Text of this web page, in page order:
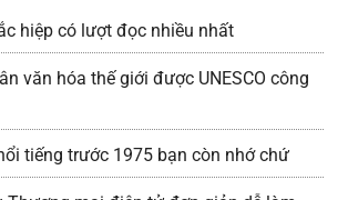
hiệp có lượt đọc nhiều nhất
văn hóa thế giới được UNESCO công
tiếng trước 1975 bạn còn nhớ chứ